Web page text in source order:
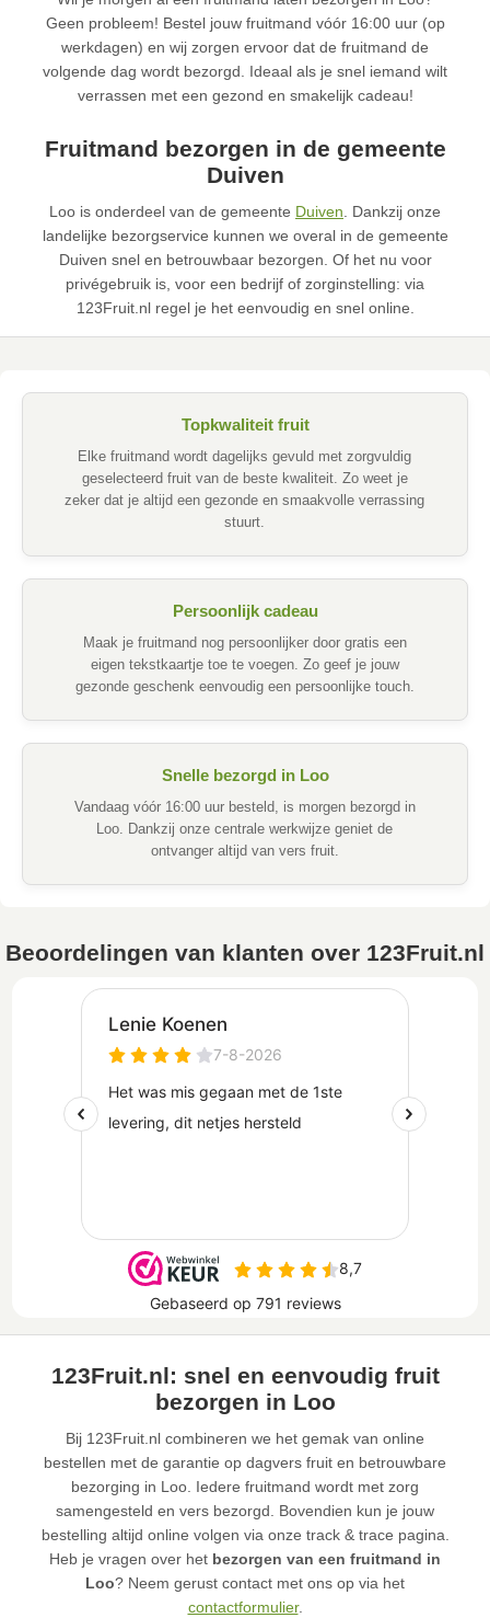
Geen probleem! Bestel jouw fruitmand vóór 16:00 uur (op
werkdagen) en wij zorgen ervoor dat de fruitmand de
volgende dag wordt bezorgd. Ideaal als je snel iemand wilt
verrassen met een gezond en smakelijk cadeau!
Fruitmand bezorgen in de gemeente
Duiven
Loo is onderdeel van de gemeente Duiven. Dankzij onze
landelijke bezorgservice kunnen we overal in de gemeente
Duiven snel en betrouwbaar bezorgen. Of het nu voor
privégebruik is, voor een bedrijf of zorginstelling: via
123Fruit.nl regel je het eenvoudig en snel online.
Topkwaliteit fruit
Elke fruitmand wordt dagelijks gevuld met zorgvuldig
geselecteerd fruit van de beste kwaliteit. Zo weet je
zeker dat je altijd een gezonde en smaakvolle verrassing
stuurt.
Persoonlijk cadeau
Maak je fruitmand nog persoonlijker door gratis een
eigen tekstkaartje toe te voegen. Zo geef je jouw
gezonde geschenk eenvoudig een persoonlijke touch.
Snelle bezorgd in Loo
Vandaag vóór 16:00 uur besteld, is morgen bezorgd in
Loo. Dankzij onze centrale werkwijze geniet de
ontvanger altijd van vers fruit.
Beoordelingen van klanten over 123Fruit.nl
123Fruit.nl: snel en eenvoudig fruit
bezorgen in Loo
Bij 123Fruit.nl combineren we het gemak van online
bestellen met de garantie op dagvers fruit en betrouwbare
bezorging in Loo. Iedere fruitmand wordt met zorg
samengesteld en vers bezorgd. Bovendien kun je jouw
bestelling altijd online volgen via onze track & trace pagina.
Heb je vragen over het bezorgen van een fruitmand in
Loo? Neem gerust contact met ons op via het
contactformulier.